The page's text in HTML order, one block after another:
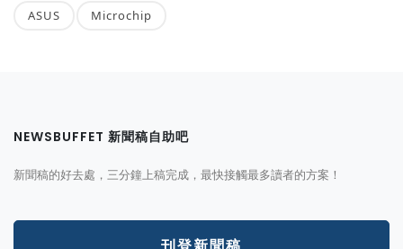
ASUS Microchip
NEWSBUFFET 新聞稿自助吧
新聞稿的好去處，三分鐘上稿完成，最快接觸最多讀者的方案！